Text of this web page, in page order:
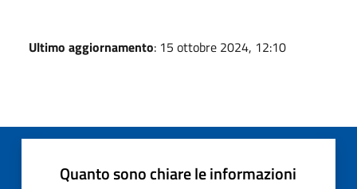
Ultimo aggiornamento: 15 ottobre 2024, 12:10
Quanto sono chiare le informazioni